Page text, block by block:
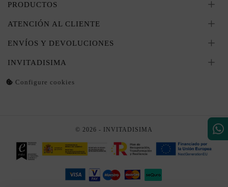
PRODUCTOS
ATENCIÓN AL CLIENTE
ENVÍOS Y DEVOLUCIONES
INVITADISIMA
Configure cookies
© 2026 - INVITADISIMA